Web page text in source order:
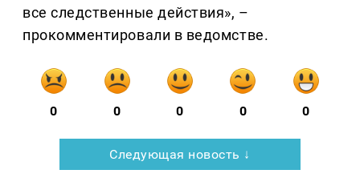
все следственные действия», –
прокомментировали в ведомстве.
0 0 0 0 0
Следующая новость ↓